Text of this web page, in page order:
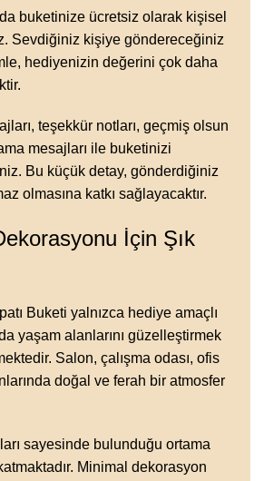
buketinize ücretsiz olarak kişisel
Sevdiğiniz kişiye göndereceğiniz
hediyenizin değerini çok daha
teşekkür notları, geçmiş olsun
mesajları ile buketinizi
Bu küçük detay, gönderdiğiniz
olmasına katkı sağlayacaktır.
İçin Şık
Buketi yalnızca hediye amaçlı
yaşam alanlarını güzelleştirmek
Salon, çalışma odası, ofis
doğal ve ferah bir atmosfer
sayesinde bulunduğu ortama
Minimal dekorasyon